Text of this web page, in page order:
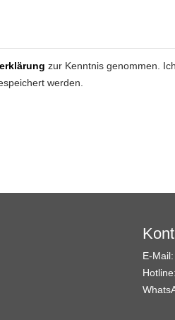
zur Kenntnis genommen.
werden.
E-Mail:
Hotline: